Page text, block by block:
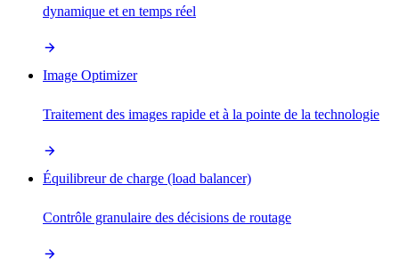
dynamique et en temps réel
Image Optimizer
Traitement des images rapide et à la pointe de la technologie
Équilibreur de charge (load balancer)
Contrôle granulaire des décisions de routage